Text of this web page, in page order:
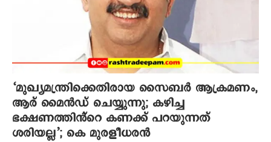
‘മുഖ്യമന്ത്രിക്കെതിരായ സൈബർ ആക്രമണം,
ആര് മൈൻഡ് ചെയ്യുന്നു; കഴിച്ച
ഭക്ഷണത്തിൻ്റെ കണക്ക് പറയുന്നത്
ശരിയല്ല’; കെ മുരളീധരൻ